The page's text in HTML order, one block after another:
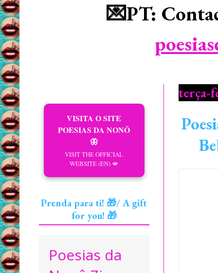
💌PT:
terça-
VISITA O SITE
POESIAS DA NONÔ
🦋
VISIT THE OFFICIAL
WEBSITE (EN) 💋
Prenda para ti! 🎁/ A gift
for you! 🎁
Poesias da